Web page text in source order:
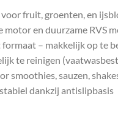
fruit, groenten, en
motor en duurzame RVS
– makkelijk op te
te reinigen
smoothies, sauzen,
dankzij antislipbasis